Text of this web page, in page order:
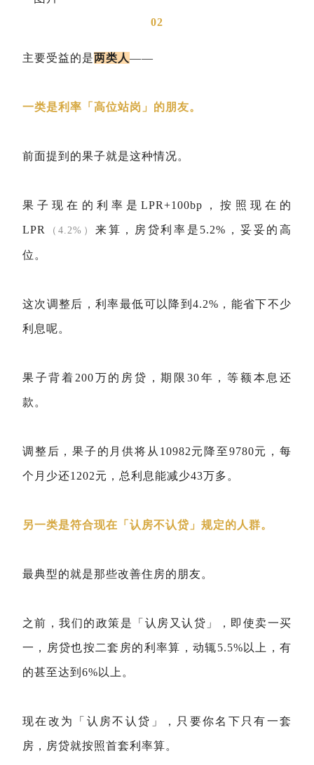
02
主要受益的是两类人——
一类是利率「高位站岗」的朋友。
前面提到的果子就是这种情况。
果子现在的利率是LPR+100bp，按照现在的
LPR （4.2%） 来算，房贷利率是5.2%，妥妥的高
位。
这次调整后，利率最低可以降到4.2%，能省下不少
利息呢。
果子背着200万的房贷，期限30年，等额本息还
款。
调整后，果子的月供将从10982元降至9780元，每
个月少还1202元，总利息能减少43万多。
另一类是符合现在「认房不认贷」规定的人群。
最典型的就是那些改善住房的朋友。
之前，我们的政策是「认房又认贷」，即使卖一买
一，房贷也按二套房的利率算，动辄5.5%以上，有
的甚至达到6%以上。
现在改为「认房不认贷」，只要你名下只有一套
房，房贷就按照首套利率算。